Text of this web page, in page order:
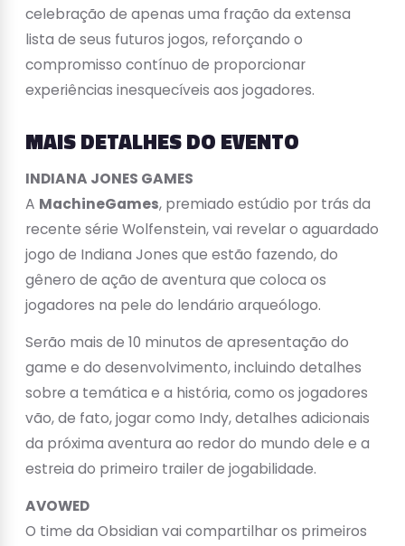
celebração de apenas uma fração da extensa
lista de seus futuros jogos, reforçando o
compromisso contínuo de proporcionar
experiências inesquecíveis aos jogadores.
MAIS DETALHES DO EVENTO
INDIANA JONES GAMES
A MachineGames, premiado estúdio por trás da
recente série Wolfenstein, vai revelar o aguardado
jogo de Indiana Jones que estão fazendo, do
gênero de ação de aventura que coloca os
jogadores na pele do lendário arqueólogo.
Serão mais de 10 minutos de apresentação do
game e do desenvolvimento, incluindo detalhes
sobre a temática e a história, como os jogadores
vão, de fato, jogar como Indy, detalhes adicionais
da próxima aventura ao redor do mundo dele e a
estreia do primeiro trailer de jogabilidade.
AVOWED
O time da Obsidian vai compartilhar os primeiros